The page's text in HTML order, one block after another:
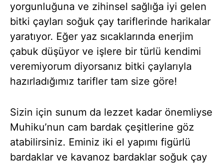
yorgunluğuna ve zihinsel sağlığa iyi gelen
bitki çayları soğuk çay tariflerinde harikalar
yaratıyor. Eğer yaz sıcaklarında enerjim
çabuk düşüyor ve işlere bir türlü kendimi
veremiyorum diyorsanız bitki çaylarıyla
hazırladığımız tarifler tam size göre!
Sizin için sunum da lezzet kadar önemliyse
Muhiku’nun cam bardak çeşitlerine göz
atabilirsiniz. Eminiz iki el yapımı figürlü
bardaklar ve kavanoz bardaklar soğuk çay